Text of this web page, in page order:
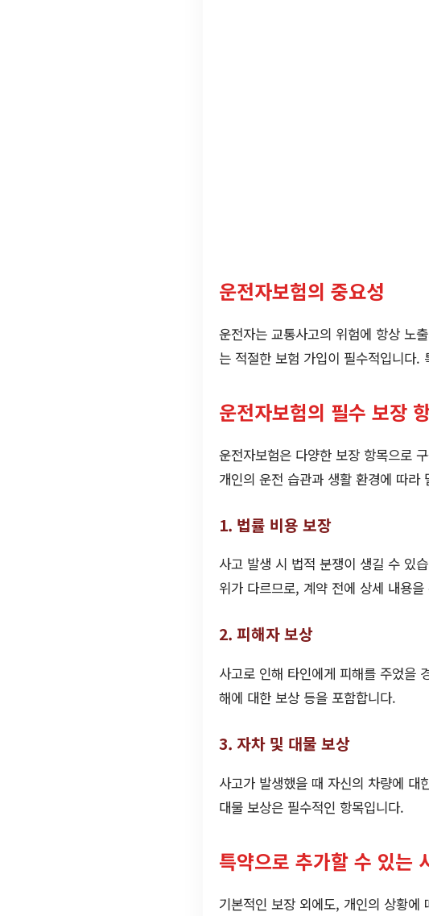
운전자보험의 중요성
운전자는 교통사고의 위험에 항상 노
는 적절한 보험 가입이 필수적입니다.
운전자보험의 필수 보장
운전자보험은 다양한 보장 항목으로
개인의 운전 습관과 생활 환경에 따라
1. 법률 비용 보장
사고 발생 시 법적 분쟁이 생길 수 있
위가 다르므로, 계약 전에 상세 내용
2. 피해자 보상
사고로 인해 타인에게 피해를 주었을
해에 대한 보상 등을 포함합니다.
3. 자차 및 대물 보상
사고가 발생했을 때 자신의 차량에 대
대물 보상은 필수적인 항목입니다.
특약으로 추가할 수 있는
기본적인 보장 외에도, 개인의 상황에